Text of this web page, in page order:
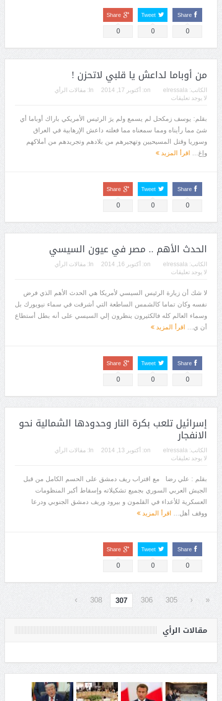
Share
0
Tweet
0
Share
0
من أوباما لداعش يا قلبي لاتحزن !
الكاتب: elressala
on: أكتوبر 17, 2014 In:
مقالات الرأي
لا يوجد تعليقات
بقلم: يوسف زمكحل لم يسمع ولم يرَ الرئيس الأمريكي باراك أوباما أي
شئ مما رأيناه ومما سمعناه مما فعلته داعش الإرهابية في العراق
وسوريا وقتل المسيحيين وتهجيرهم من بلادهم وتجريدهم من أملاكهم
وإغ... اقرأ المزيد
Share
0
Tweet
0
Share
0
الحدث الأهم .. مصر في عيون السيسي
الكاتب: elressala
on: أكتوبر 16, 2014 In:
مقالات الرأي
لا يوجد تعليقات
لا شك أن زيارة الرئيس السيسي لأمريكا هي الحدث الأهم الذي فرض
نفسه وكان تماما كالشمس الساطعة التي أشرقت في سماء نيويورك بل
وسماء العالم كله فالكثيرون ينظرون إلي السيسي على أنه بطل أستطاع
أن ي... اقرأ المزيد
Share
0
Tweet
0
Share
0
إسرائيل تلعب بكرة النار وحدودها الشمالية نحو
الانفجار
الكاتب: elressala
on: أكتوبر 13, 2014 In:
مقالات الرأي
لا يوجد تعليقات
بقلم : علي رضا مع اقتراب ريف دمشق على الحسم الكامل من قبل
الجيش العربي السوري بجميع تشكيلاته وإسقاط أكبر المنظومات
العسكرية للأعداء في القلمون و بيرود وريف دمشق الجنوبي ودرعا
ووقف أهل... اقرأ المزيد
Share
0
Tweet
0
Share
0
«
‹
305
306
307
308
›
مقالات الرأي